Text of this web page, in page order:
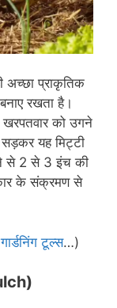
अच्छा प्राकृतिक
रखता है।
को उगने
सड़कर यह मिट्टी
से 2 से 3 इंच की
के संक्रमण से
टूल्स…)